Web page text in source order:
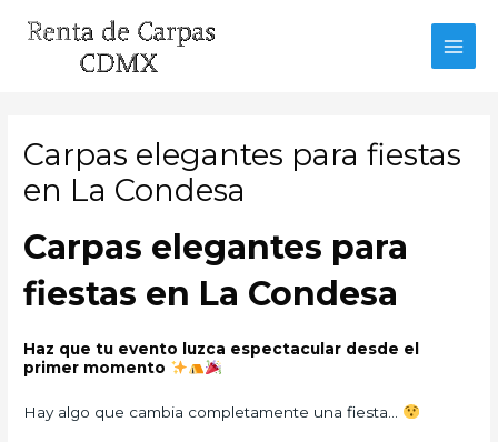
Carpas elegantes para fiestas
en La Condesa
Carpas elegantes para
fiestas en La Condesa
Haz que tu evento luzca espectacular desde el
primer momento
Hay algo que cambia completamente una fiesta…